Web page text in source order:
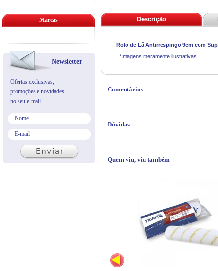
Descrição
Rolo de Lã Antirrespingo 9cm com
*Imagens meramente ilustrativas.
Comentários
Dúvidas
Quem viu, viu também
Marcas
Newsletter
Ofertas exclusivas,
promoções e novidades
no seu e-mail.